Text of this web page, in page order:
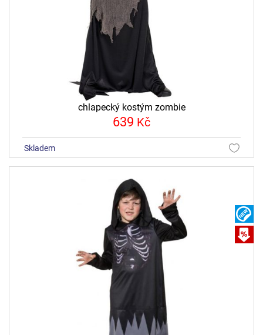
chlapecký kostým zombie
639 Kč
skladem